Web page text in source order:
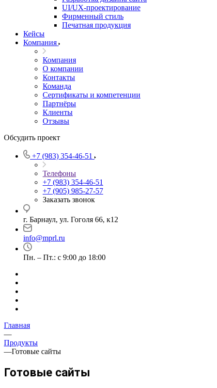
UI/UX-проектирование
Фирменный стиль
Печатная продукция
Кейсы
Компания
Компания
О компании
Контакты
Команда
Сертификаты и компетенции
Партнёры
Клиенты
Отзывы
Обсудить проект
+7 (983) 354-46-51
Телефоны
+7 (983) 354-46-51
+7 (905) 985-27-57
Заказать звонок
г. Барнаул, ул. Гоголя 66, к12
info@mprl.ru
Пн. – Пт.: с 9:00 до 18:00
Главная
—
Продукты
—Готовые сайты
Готовые сайты